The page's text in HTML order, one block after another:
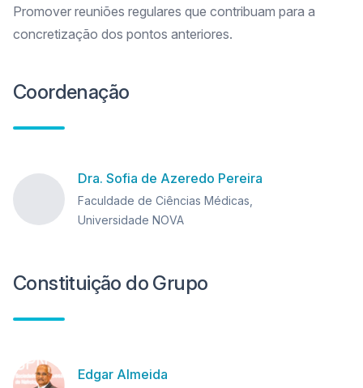
Promover reuniões regulares que contribuam para a
concretização dos pontos anteriores.
Coordenação
Dra. Sofia de Azeredo Pereira
Faculdade de Ciências Médicas,
Universidade NOVA
Constituição do Grupo
Edgar Almeida